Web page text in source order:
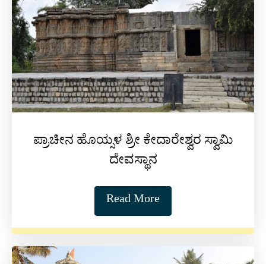
ಪ್ರಾಚೀನ ಹೊಯ್ಸಳ ಶ್ರೀ ಕೇದಾರೇಶ್ವರ ಸ್ವಾಮಿ
ದೇವಸ್ಥಾನ
Read More